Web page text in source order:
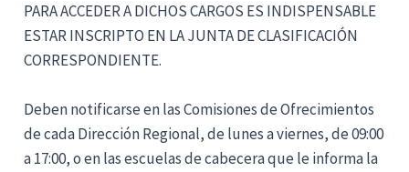
PARA ACCEDER A DICHOS CARGOS ES INDISPENSABLE
ESTAR INSCRIPTO EN LA JUNTA DE CLASIFICACIÓN
CORRESPONDIENTE.
Deben notificarse en las Comisiones de Ofrecimientos
de cada Dirección Regional, de lunes a viernes, de 09:00
a 17:00, o en las escuelas de cabecera que le informa la